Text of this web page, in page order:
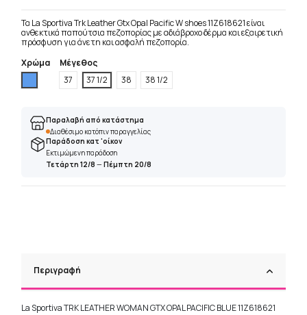
Τα La Sportiva Trk Leather Gtx Opal Pacific W shoes 11Z618621 είναι
ανθεκτικά παπούτσια πεζοπορίας με αδιάβροχο δέρμα και εξαιρετική
πρόσφυση για άνετη και ασφαλή πεζοπορία.
Χρώμα
Μέγεθος
37
37 1/2 38 38 1/2
Παραλαβή από κατάστημα
Διαθέσιμο κατόπιν παραγγελίας
Παράδοση κατ 'οίκον
Εκτιμώμενη παράδοση
Τετάρτη 12/8 —Πέμπτη 20/8
Περιγραφή
La Sportiva TRK LEATHER WOMAN GTX OPAL PACIFIC BLUE 11Z618621